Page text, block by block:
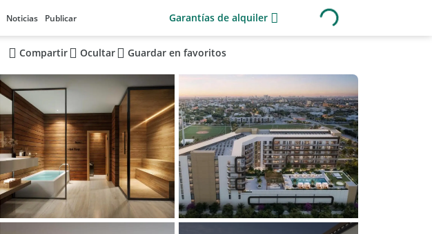
Noticias Publicar Garantías de alquiler
Compartir Ocultar Guardar en favoritos